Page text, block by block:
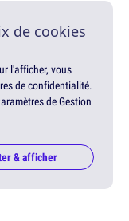
de cookies
l'afficher, vous
de confidentialité.
de Gestion
& afficher